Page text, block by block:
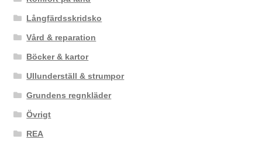
Långfärdsskridsko
Vård & reparation
Böcker & kartor
Ullunderställ & strumpor
Grundens regnkläder
Övrigt
REA